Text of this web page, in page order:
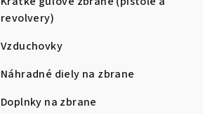
revolvery)
Vzduchovky
Náhradné diely na zbrane
Doplnky na zbrane